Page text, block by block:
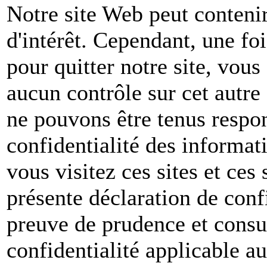
Notre site Web peut
d'intérêt. Cependant, une
pour quitter notre site, vous
aucun contrôle sur cet
ne pouvons être tenus
confidentialité des
vous visitez ces sites et ces
présente déclaration de
preuve de prudence et
confidentialité applicable